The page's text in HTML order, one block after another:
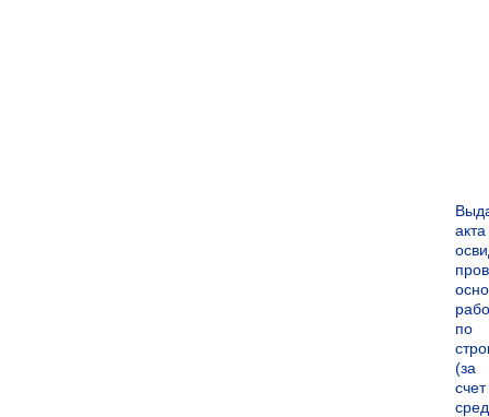
акта
по
(за
счет